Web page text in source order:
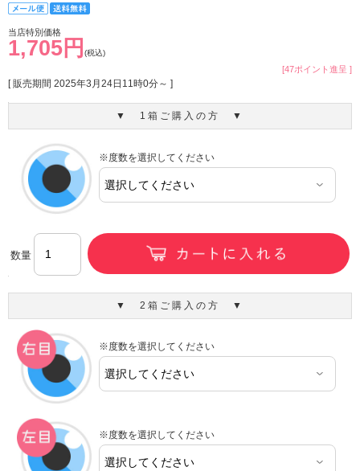
当店特別価格
1,705円 (税込)
[47ポイント進呈 ]
[ 販売期間 2025年3月24日11時0分～ ]
▼ 1箱ご購入の方 ▼
※度数を選択してください
数量
▼ 2箱ご購入の方 ▼
※度数を選択してください
※度数を選択してください